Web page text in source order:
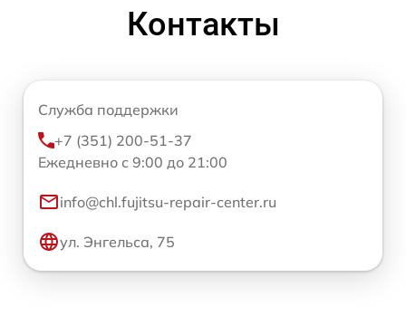
Контакты
Служба поддержки
+7 (351) 200-51-37
Ежедневно с 9:00 до 21:00
info@chl.fujitsu-repair-center.ru
ул. Энгельса, 75